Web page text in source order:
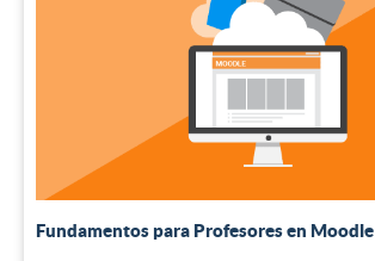
Fundamentos para Profesores en Moodle